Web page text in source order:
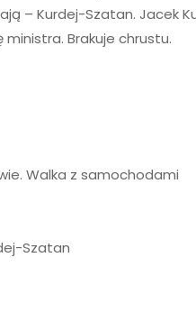
– Kurdej-Szatan. Jacek
Brakuje chrustu.
Walka z samochodami
Szatan